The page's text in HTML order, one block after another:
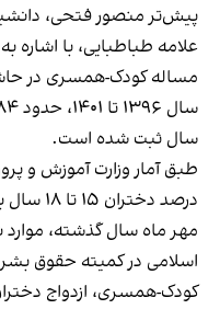
پیش‌تر منصور فتحی،
علامه طباطبایی، با
مساله کودک‌-همسری در
سال ثبت شده است.
درصد دختران ۱۵ تا ۱۸ سال به دلیل ازدواج، مدرسه را
مهر ماه سال گذشته،
اسلامی در کمیته حقوق
کودک‌-همسری، ازدواج دختران زیر ۱۸ و حتی